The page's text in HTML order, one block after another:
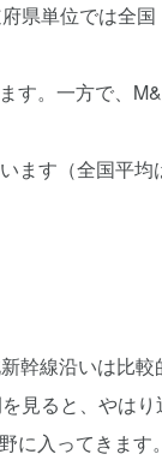
県単位では全国
す。一方で、
ます（全国平均
幹線沿いは比較
見ると、やはり
に入ってきます